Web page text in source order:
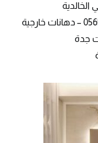
دهانات داخلية للمنازل جدة ت: 0565411907 – دهانات خارجية
جدة